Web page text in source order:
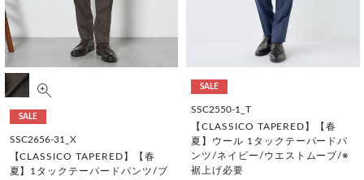
SALE
SSC2656-31_X
【CLASSICO TAPERED】【春
夏】1タックテーパードパンツ/ブ
SALE
SSC2550-1_T
【CLASSICO TAPERED】【春
夏】ウール 1タックテーパードパ
ンツ/ネイビー/ウエストムーブ/※
裾上げ必要